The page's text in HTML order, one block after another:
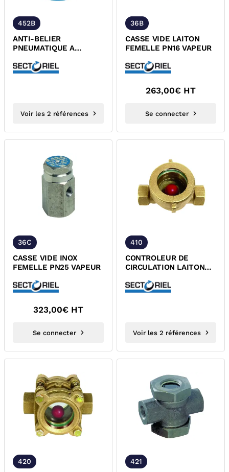
452B
ANTI-BELIER
PNEUMATIQUE A
A BRIDES PN16
Voir les 2 références
36B
CASSE VIDE LAITON
FEMELLE PN16 VAPEUR
263,00€ HT
Se connecter
36C
CASSE VIDE INOX
FEMELLE PN25 VAPEUR
323,00€ HT
Se connecter
410
CONTROLEUR DE
CIRCULATION LAITON
Voir les 2 références
420 421